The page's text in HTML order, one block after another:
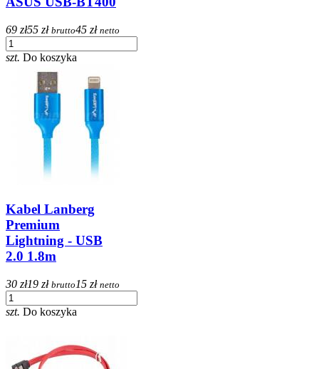
69 zł55 zł brutto45 zł netto
szt. Do koszyka
Kabel Lanberg
Premium
Lightning - USB
2.0 1.8m
30 zł19 zł brutto 15 zł netto
szt. Do koszyka